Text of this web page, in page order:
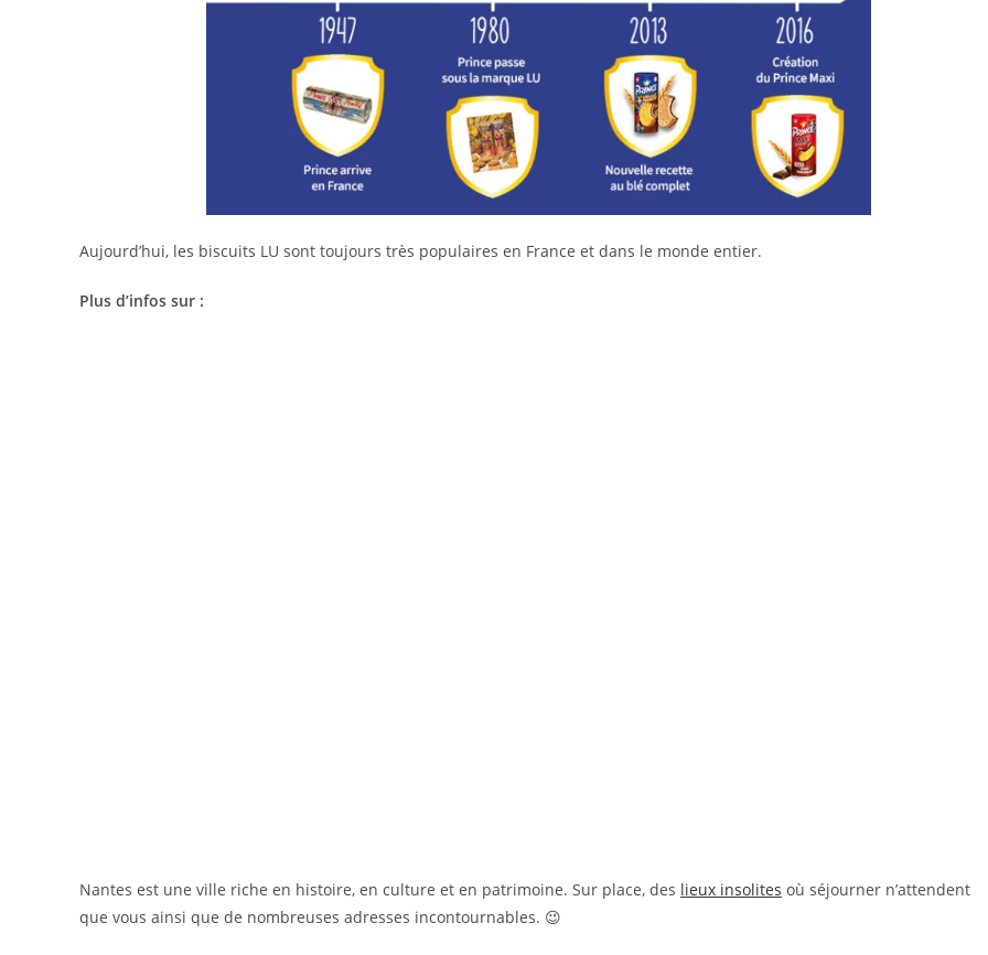
Aujourd’hui, les biscuits LU sont toujours très populaires en France et dans le monde entier.
Plus d’infos sur :
Nantes est une ville riche en histoire, en culture et en patrimoine. Sur place, des lieux insolites où séjourner n’attendent
que vous ainsi que de nombreuses adresses incontournables. 😉